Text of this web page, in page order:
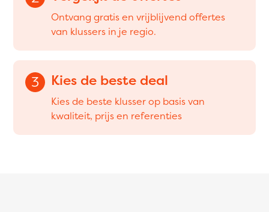
Ontvang gratis en vrijblijvend offertes
van klussers in je regio.
3 Kies de beste deal
Kies de beste klusser op basis van
kwaliteit, prijs en referenties